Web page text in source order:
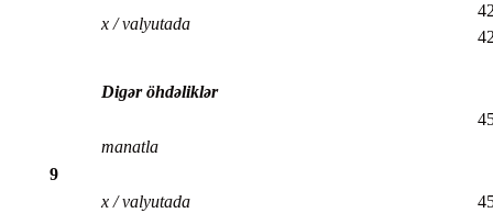
x / valyutada
9
Digər öhdəliklər
manatla
x / valyutada